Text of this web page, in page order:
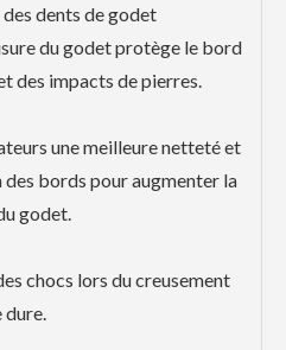
dents de godet
du godet protège le bord
des impacts de pierres.
une meilleure netteté et
bords pour augmenter la
godet.
chocs lors du creusement